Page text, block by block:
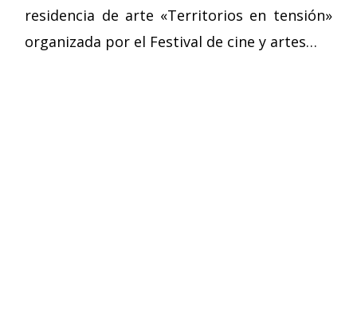
residencia de arte «Territorios en tensión»
organizada por el Festival de cine y artes…